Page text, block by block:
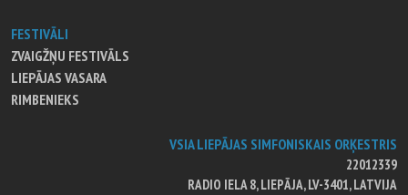
FESTIVĀLI
ZVAIGŽŅU FESTIVĀLS
LIEPĀJAS VASARA
RIMBENIEKS
VSIA LIEPĀJAS SIMFONISKAIS ORĶESTRIS
22012339
RADIO IELA 8, LIEPĀJA, LV-3401, LATVIJA